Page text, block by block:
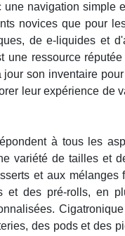
une navigation
novices que pour
de e-liquides et
une ressource
jour son inventaire
leur expérience de
à tous les
variété de tailles et
et aux
et des pré-rolls, en
des pods et des